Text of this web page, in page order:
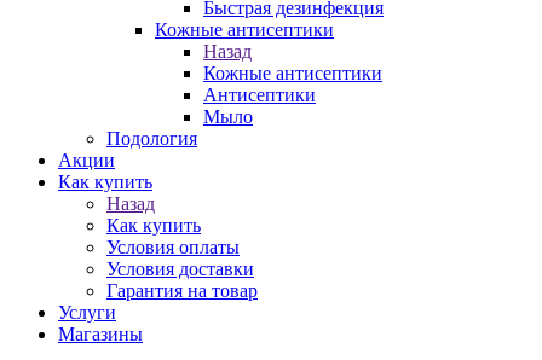
Быстрая дезинфекция
Кожные антисептики
Назад
Кожные антисептики
Антисептики
Мыло
Подология
Акции
Как купить
Назад
Как купить
Условия оплаты
Условия доставки
Гарантия на товар
Услуги
Магазины